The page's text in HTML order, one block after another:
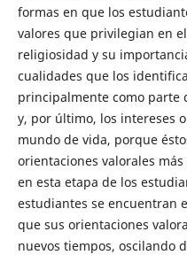
formas en que los
valores que privilegian en
religiosidad y su
cualidades que los
principalmente como parte
y, por último, los intereses
mundo de vida, porque
orientaciones valorales
en esta etapa de los
estudiantes se encuentran
que sus orientaciones
nuevos tiempos, oscilando